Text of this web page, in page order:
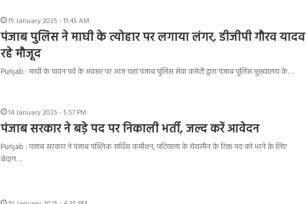
15 January 2025 - 11:45 AM
पंजाब पुलिस ने माघी के त्योहार पर लगाया लंगर, डीजीपी गौरव यादव
रहे मौजूद
Punjab : माघी के पावन पर्व के अवसर पर आज यहां पंजाब पुलिस सेवा कमेटी द्वारा पंजाब पुलिस मुख्यालय के…
14 January 2025 - 5:57 PM
पंजाब सरकार ने बड़े पद पर निकाली भर्ती, जल्द करें आवेदन
Punjab : पंजाब सरकार ने पंजाब पब्लिक सर्विस कमीशन, पटियाला के चेयरमैन के रिक्त पद को भरने के लिए
बेदाग…